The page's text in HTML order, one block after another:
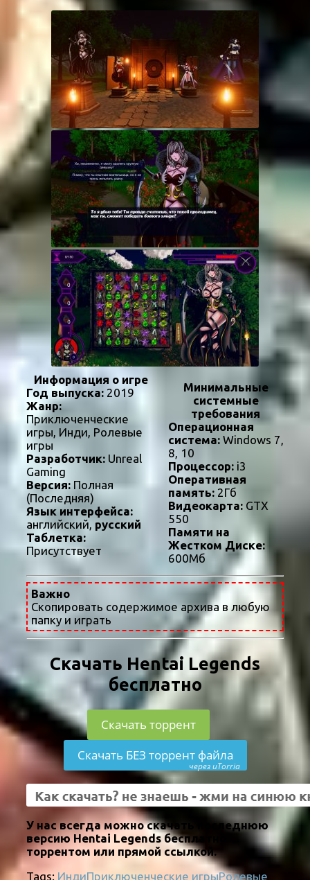
Информация о игре
Год выпуска: 2019
Жанр:
Приключенческие
игры, Инди, Ролевые
игры
Разработчик: Unreal
Gaming
Версия: Полная
(Последняя)
Язык интерфейса:
английский, русский
Таблетка:
Присутствует
Минимальные
системные
требования
Операционная
система:Windows 7,
8, 10
Процессор:i3
Оперативная
память:2Гб
Видеокарта:GTX
550
Памяти на
Жестком Диске:
600Мб
Важно
Скопировать содержимое архива в любую
папку и играть
Скачать Hentai Legends
бесплатно
Скачать торрент
Скачать БЕЗ торрент файла
через uTorria
У нас всегда можно скачать последнюю
версию Hentai Legends бесплатно
торрентом или прямой ссылкой.
Tags: ИндиПриключенческие игрыРолевые